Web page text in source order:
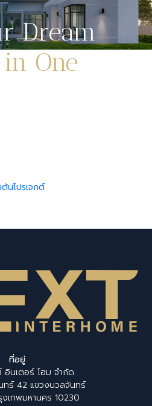
Dream
One
ต้นโปรเจกต์
ที่อยู่
อินเตอร์ โฮม จำกัด
ร์ 42 แขวงนวลจันทร์
เทพมหานคร 10230